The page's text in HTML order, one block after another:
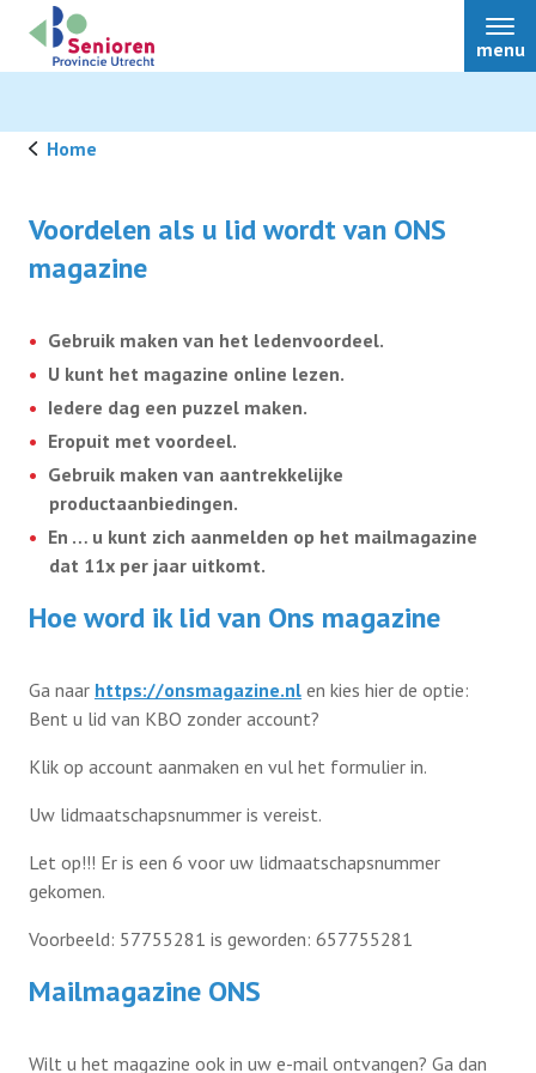
menu
Nieuws
Over ons
Afdelingen
Ledenvoordeel
Ledenvoordeel
Zilveren Kruis
Lid worden
ANBI
AVG
Contact
Lid worden
Home
Voordelen als u lid wordt van ONS
magazine
Gebruik maken van het ledenvoordeel.
U kunt het magazine online lezen.
Iedere dag een puzzel maken.
Eropuit met voordeel.
Gebruik maken van aantrekkelijke
productaanbiedingen.
En … u kunt zich aanmelden op het mailmagazine
dat 11x per jaar uitkomt.
Hoe word ik lid van Ons magazine
Ga naar https://onsmagazine.nl en kies hier de optie:
Bent u lid van KBO zonder account?
Klik op account aanmaken en vul het formulier in.
Uw lidmaatschapsnummer is vereist.
Let op!!! Er is een 6 voor uw lidmaatschapsnummer
gekomen.
Voorbeeld: 57755281 is geworden: 657755281
Mailmagazine ONS
Wilt u het magazine ook in uw e-mail ontvangen? Ga dan